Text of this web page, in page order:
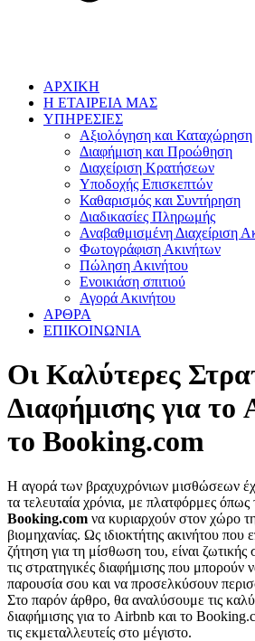
ΑΡΧΙΚΗ
Η ΕΤΑΙΡΕΙΑ ΜΑΣ
ΥΠΗΡΕΣΙΕΣ
Αξιολόγηση και Καταχώρηση
Διαφήμιση και Προώθηση
Διαχείριση Κρατήσεων
Υποδοχής Επισκεπτών
Καθαρισμός και Συντήρηση
Διαδικασίες Πληρωμής
Αναβαθμισμένη Διαχείριση
Φωτογράφιση Ακινήτων
Πώληση Ακινήτου
Ενοικιάση σπιτιού
Αγορά Ακινήτου
ΑΡΘΡΑ
ΕΠΙΚΟΙΝΩΝΙΑ
Οι Καλύτερες
Διαφήμισης για το
το Booking.com
Η αγορά των βραχυχρόνιων μισθώσεων
τα τελευταία χρόνια, με πλατφόρμες όπως
Booking.com να κυριαρχούν στον χώρο
βιομηχανίας. Ως ιδιοκτήτης ακινήτου που
ζήτηση για τη μίσθωση του, είναι ζωτικής
τις στρατηγικές διαφήμισης που μπορούν
παρουσία σου και να προσελκύσουν
Στο παρόν άρθρο, θα αναλύσουμε τις
διαφήμισης για το Airbnb και το
τις εκμεταλλευτείς στο μέγιστο.